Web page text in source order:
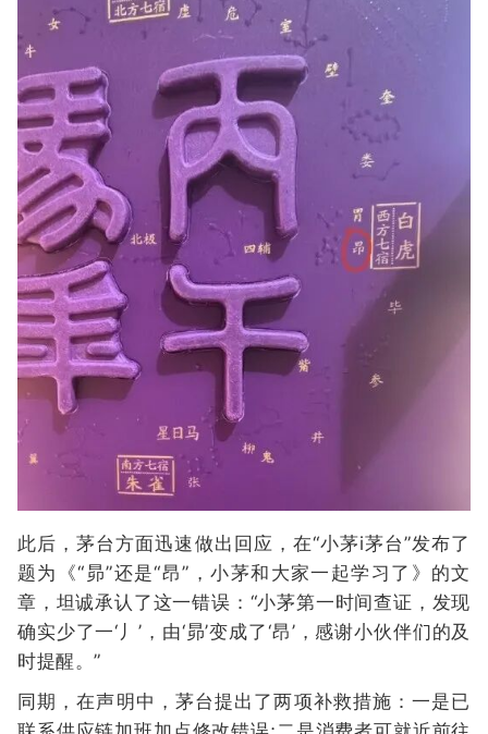
此后，茅台方面迅速做出回应，在“小茅i茅台”发布了
题为《“昴”还是“昂”，小茅和大家一起学习了》的文
章，坦诚承认了这一错误：“小茅第一时间查证，发现
确实少了一‘丿’，由‘昴’变成了‘昂’，感谢小伙伴们的及
时提醒。”
同期，在声明中，茅台提出了两项补救措施：一是已